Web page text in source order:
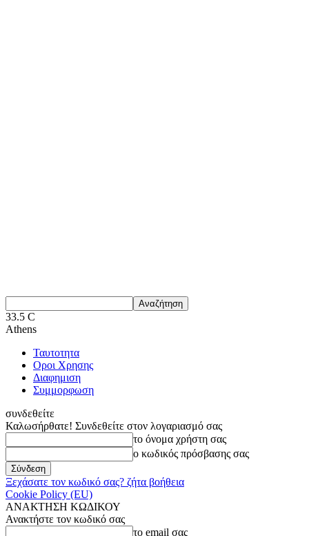
33.5 C
Athens
Ταυτοτητα
Οροι Χρησης
Διαφημιση
Συμμορφωση
συνδεθείτε
Καλωσήρθατε! Συνδεθείτε στον λογαριασμό σας
το όνομα χρήστη σας
ο κωδικός πρόσβασης σας
Ξεχάσατε τον κωδικό σας? ζήτα βοήθεια
Cookie Policy (EU)
ΑΝΑΚΤΗΣΗ ΚΩΔΙΚΟΥ
Ανακτήστε τον κωδικό σας
το email σας